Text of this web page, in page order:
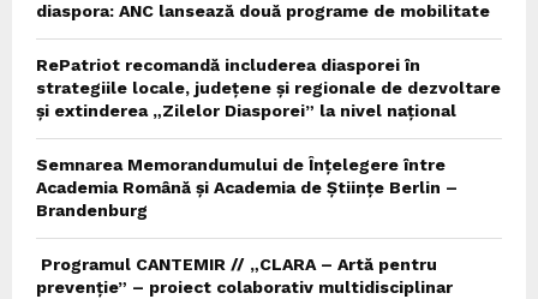
diaspora: ANC lansează două programe de mobilitate
RePatriot recomandă includerea diasporei în
strategiile locale, județene și regionale de dezvoltare
și extinderea „Zilelor Diasporei” la nivel național
Semnarea Memorandumului de Înțelegere între
Academia Română și Academia de Științe Berlin –
Brandenburg
Programul CANTEMIR // „CLARA – Artă pentru
prevenție” – proiect colaborativ multidisciplinar